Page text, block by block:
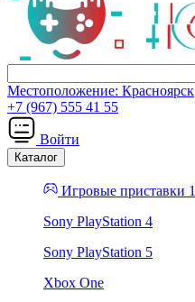
Местоположение: Красноярск
+7 (967) 555 41 55
Войти
Каталог
Игровые приставки 1
Sony PlayStation 4
Sony PlayStation 5
Xbox One